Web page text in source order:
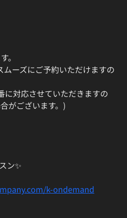
。
ーズにご予約いただけますの
に対応させていただきますの
がございます。)
ン✨
k-ondemand